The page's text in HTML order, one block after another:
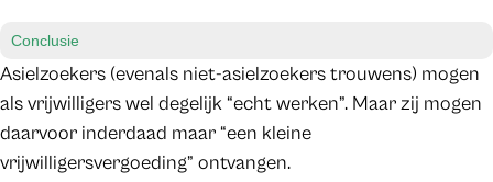
Conclusie
Asielzoekers (evenals niet-asielzoekers trouwens) mogen
als vrijwilligers wel degelijk “echt werken”. Maar zij mogen
daarvoor inderdaad maar “een kleine
vrijwilligersvergoeding” ontvangen.